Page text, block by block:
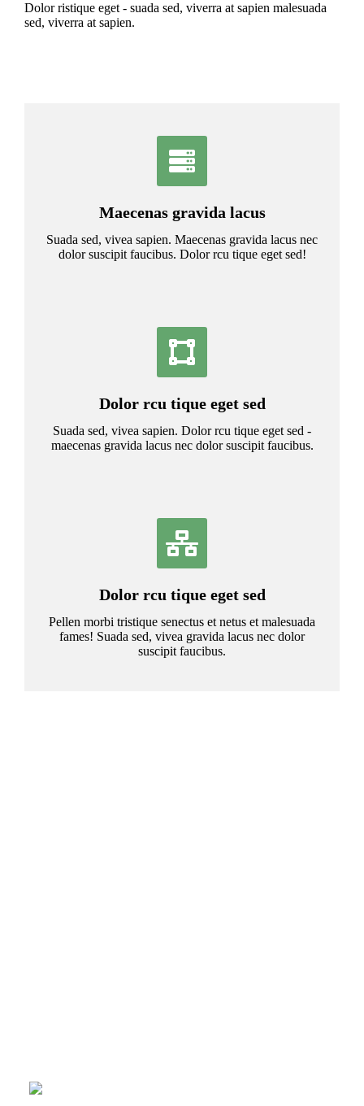
Dolor ristique eget - suada sed, viverra at sapien malesuada
sed, viverra at sapien.
Maecenas gravida lacus
Suada sed, vivea sapien. Maecenas gravida lacus nec
dolor suscipit faucibus. Dolor rcu tique eget sed!
Dolor rcu tique eget sed
Suada sed, vivea sapien. Dolor rcu tique eget sed -
maecenas gravida lacus nec dolor suscipit faucibus.
Dolor rcu tique eget sed
Pellen morbi tristique senectus et netus et malesuada
fames! Suada sed, vivea gravida lacus nec dolor
suscipit faucibus.